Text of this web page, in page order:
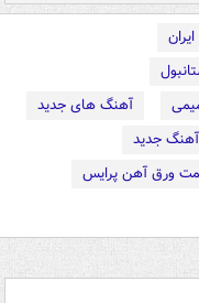
آهنگ های جدید
آهنگ جدید
ورق آهن پرایس